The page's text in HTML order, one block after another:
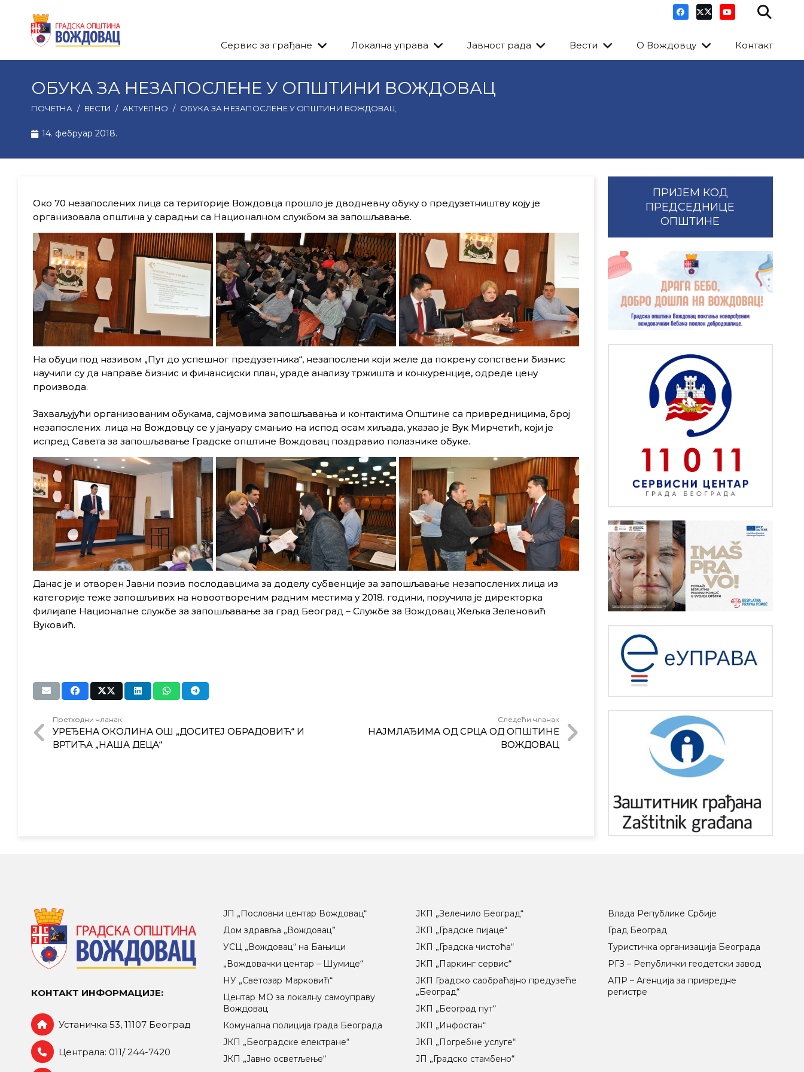
Сервис за грађане Локална управа Јавност рада Вести О Вождовцу Контакт
ОБУКА ЗА НЕЗАПОСЛЕНЕ У ОПШТИНИ ВОЖДОВАЦ
ПОЧЕТНА / ВЕСТИ / АКТУЕЛНО / ОБУКА ЗА НЕЗАПОСЛЕНЕ У ОПШТИНИ ВОЖДОВАЦ
14. фебруар 2018.
Око 70 незапослених лица са територије Вождовца прошло је дводневну обуку о предузетништву коју је
организовала општина у сарадњи са Националном службом за запошљавање.
На обуци под називом „Пут до успешног предузетника“, незапослени који желе да покрену сопствени бизнис
научили су да направе бизнис и финансијски план, ураде анализу тржишта и конкуренције, одреде цену
производа.
Захваљујући организованим обукама, сајмовима запошљавања и контактима Општине са привредницима, број
незапослених лица на Вождовцу се у јануару смањио на испод осам хиљада, указао је Вук Мирчетић, који је
испред Савета за запошљавање Градске општине Вождовац поздравио полазнике обуке.
Данас је и отворен Јавни позив послодавцима за доделу субвенције за запошљавање незапослених лица из
категорије теже запошљивих на новоотвореним радним местима у 2018. години, поручила је директорка
филијале Националне службе за запошљавање за град Београд – Службе за Вождовац Жељка Зеленовић
Вуковић.
Претходни чланак
УРЕЂЕНА ОКОЛИНА ОШ „ДОСИТЕЈ ОБРАДОВИЋ“ И
ВРТИЋА „НАША ДЕЦА“
Следећи чланак
НАЈМЛАЂИМА ОД СРЦА ОД ОПШТИНЕ
ВОЖДОВАЦ
ПРИЈЕМ КОД
ПРЕДСЕДНИЦЕ
ОПШТИНЕ
КОНТАКТ ИНФОРМАЦИЈЕ:
Устаничка 53, 11107 Београд
Централа: 011/ 244-7420
ЈП „Пословни центар Вождовац“
Дом здравља „Вождовац”
УСЦ „Вождовац“ на Бањици
„Вождовачки центар – Шумице“
НУ „Светозар Марковић“
Центар МO за локалну самоуправу
Вождовац
Комунална полиција града Београда
ЈКП „Београдске електране“
ЈКП „Јавно осветљење“
ЈКП „Зеленило Београд“
ЈКП „Градске пијаце“
ЈКП „Градска чистоћа“
ЈКП „Паркинг сервис“
ЈКП Градско саобраћајно предузеће
„Београд“
ЈКП „Београд пут“
ЈКП „Инфостан“
ЈКП „Погребне услуге“
ЈП „Градско стамбено“
Влада Републике Србије
Град Београд
Туристичка организација Београда
РГЗ – Републички геодетски завод
АПР – Агенција за привредне
регистре